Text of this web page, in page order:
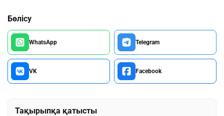
Бөлісу
WhatsApp Telegram
VK Facebook
Тақырыпқа қатысты